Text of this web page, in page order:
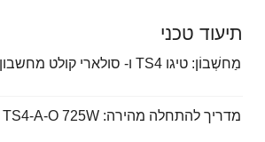
תיעוד טכני
מַחשְׁבוֹן: טיגו TS4 ו- סולארי קולט מחשבון תאימות
מדריך להתחלה מהירה: TS4-A-O 725W